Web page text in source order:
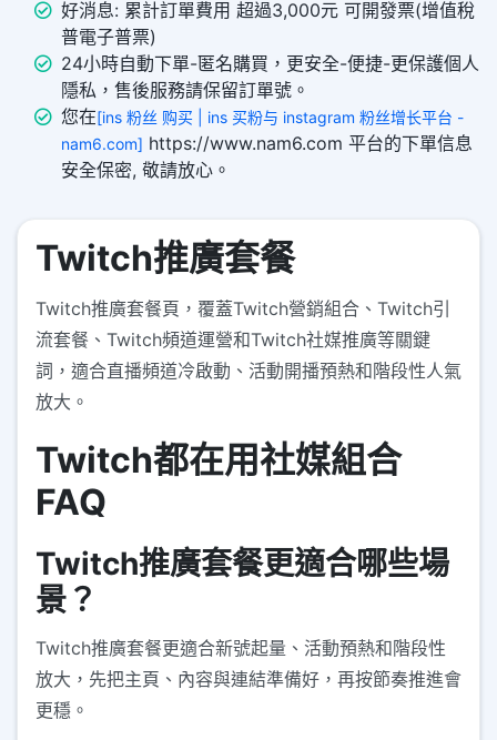
好消息: 累計訂單費用 超過3,000元 可開發票(增值稅
普電子普票)
24小時自動下單-匿名購買，更安全-便捷-更保護個人
隱私，售後服務請保留訂單號。
您在[ins 粉丝 购买 | ins 买粉与 instagram 粉丝增长平台 -
nam6.com] https://www.nam6.com 平台的下單信息
安全保密, 敬請放心。
Twitch推廣套餐
Twitch推廣套餐頁，覆蓋Twitch營銷組合、Twitch引
流套餐、Twitch頻道運營和Twitch社媒推廣等關鍵
詞，適合直播頻道冷啟動、活動開播預熱和階段性人氣
放大。
Twitch都在用社媒組合
FAQ
Twitch推廣套餐更適合哪些場
景？
Twitch推廣套餐更適合新號起量、活動預熱和階段性
放大，先把主頁、內容與連結準備好，再按節奏推進會
更穩。